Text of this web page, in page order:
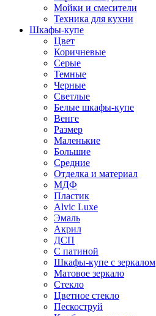
Мойки и смесители
Техника для кухни
Шкафы-купе
Цвет
Коричневые
Серые
Темные
Черные
Светлые
Белые шкафы-купе
Венге
Размер
Маленькие
Большие
Средние
Отделка и материал
МДФ
Пластик
Alvic Luxe
Эмаль
Акрил
ДСП
С патиной
Шкафы-купе с зеркалом
Матовое зеркало
Стекло
Цветное стекло
Пескоструй